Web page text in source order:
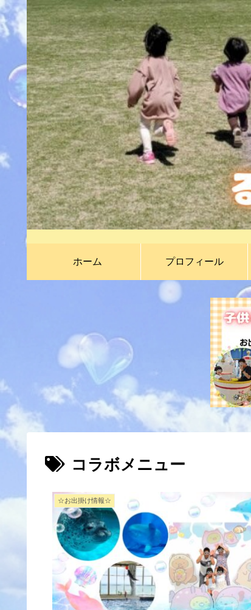
ホーム プロフィール
コラボメニュー
☆お出掛け情報☆